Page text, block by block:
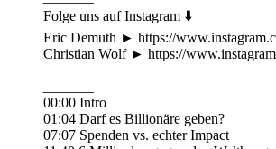
Folge uns auf Instagram ⬇️
Eric Demuth ► https://
Christian Wolf ► https://
00:00 Intro
01:04 Darf es Billionäre geben?
07:07 Spenden vs. echter Impact